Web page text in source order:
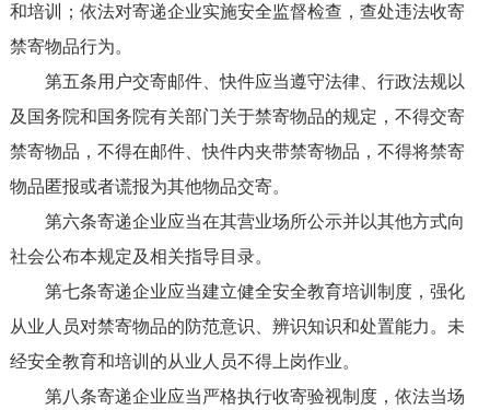
和培训；依法对寄递企业实施安全监督检查，查处违法收寄
禁寄物品行为。
第五条用户交寄邮件、快件应当遵守法律、行政法规以
及国务院和国务院有关部门关于禁寄物品的规定，不得交寄
禁寄物品，不得在邮件、快件内夹带禁寄物品，不得将禁寄
物品匿报或者谎报为其他物品交寄。
第六条寄递企业应当在其营业场所公示并以其他方式向
社会公布本规定及相关指导目录。
第七条寄递企业应当建立健全安全教育培训制度，强化
从业人员对禁寄物品的防范意识、辨识知识和处置能力。未
经安全教育和培训的从业人员不得上岗作业。
第八条寄递企业应当严格执行收寄验视制度，依法当场